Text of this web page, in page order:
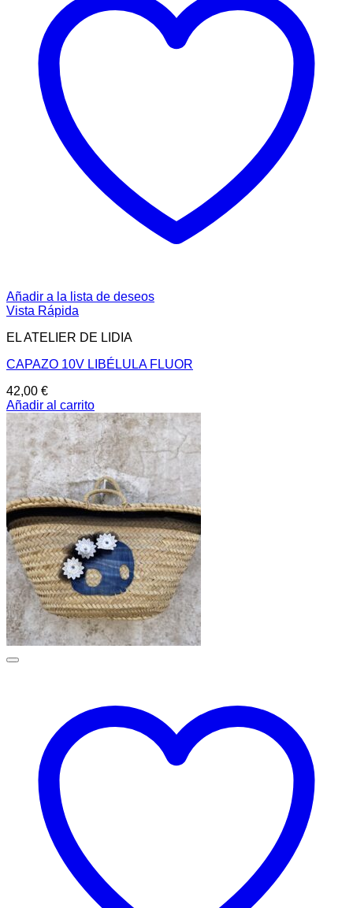
Añadir a la lista de deseos
Vista Rápida
EL ATELIER DE LIDIA
CAPAZO 10V LIBÉLULA FLUOR
42,00 €
Añadir al carrito